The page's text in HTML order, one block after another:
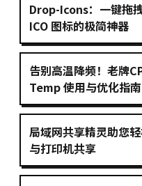
Drop-Icons：一键拖
ICO 图标的极简神器
告别高温降频！老牌
Temp 使用与优化指南
局域网共享精灵助您
与打印机共享